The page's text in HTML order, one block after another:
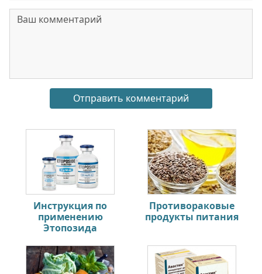
Инструкция по
применению
Этопозида
Противораковые
продукты питания